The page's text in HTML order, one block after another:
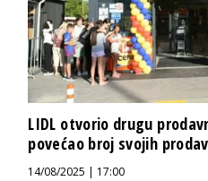
LIDL otvorio drugu
povećao broj svojih
14/08/2025 | 17:00